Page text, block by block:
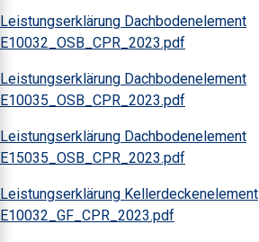
Leistungserklärung Dachbodenelement
E10032_OSB_CPR_2023.pdf
Leistungserklärung Dachbodenelement
E10035_OSB_CPR_2023.pdf
Leistungserklärung Dachbodenelement
E15035_OSB_CPR_2023.pdf
Leistungserklärung Kellerdeckenelement
E10032_GF_CPR_2023.pdf